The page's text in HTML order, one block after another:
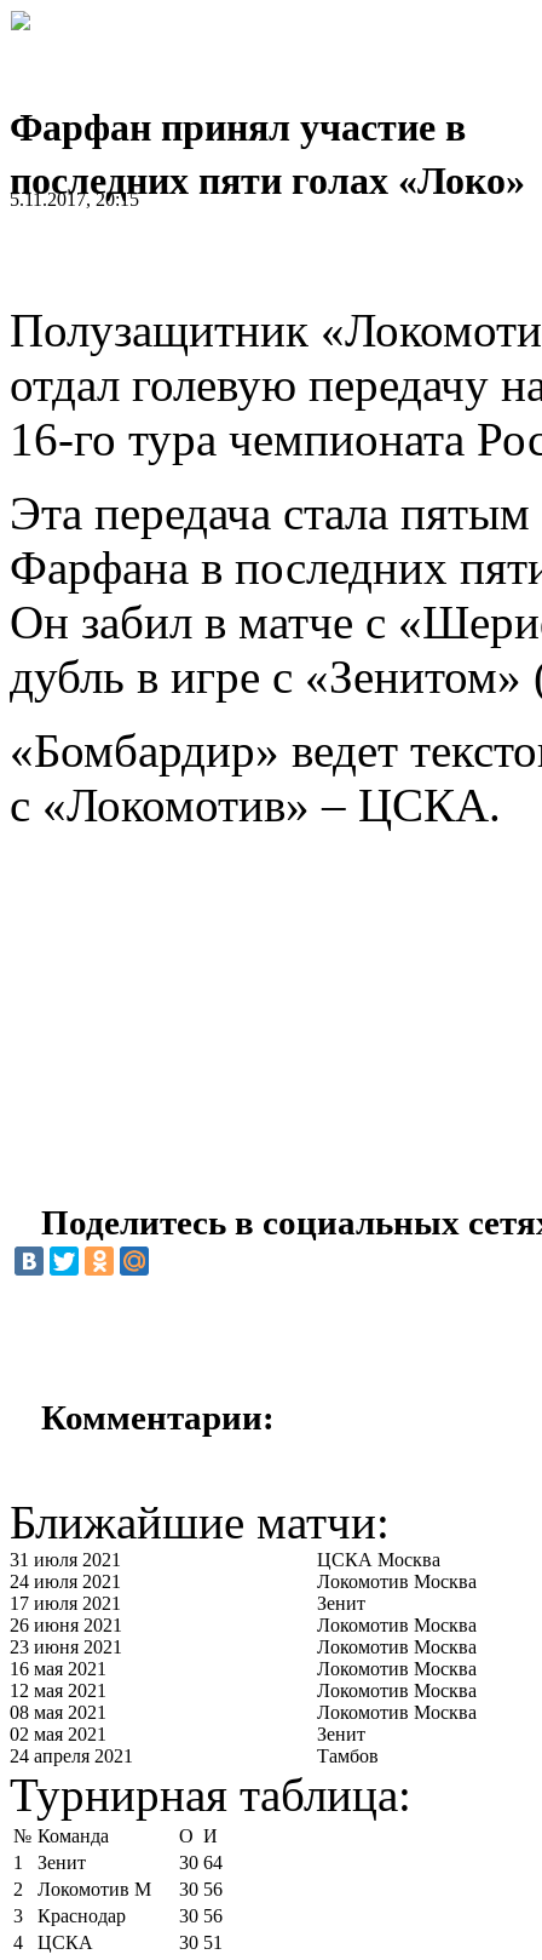
Фарфан принял участие в
последних пяти голах «Локо»
5.11.2017, 20:15
Полузащитник
отдал голевую передачу
16-го тура чемпионата
Эта передача стала
Фарфана в последних
Он забил в матче с
дубль в игре с
«Бомбардир» ведет
c «Локомотив» – ЦСКА.
Поделитесь в социальных
Комментарии:
Ближайшие матчи:
31 июля 2021
ЦСКА Москва
24 июля 2021
Локомотив Москва
17 июля 2021
Зенит
26 июня 2021
Локомотив Москва
23 июня 2021
Локомотив Москва
16 мая 2021
Локомотив Москва
12 мая 2021
Локомотив Москва
08 мая 2021
Локомотив Москва
02 мая 2021
Зенит
24 апреля 2021
Тамбов
Турнирная таблица:
№ Команда О И
1
Зенит 30 64
2
Локомотив М 30 56
3
Краснодар 30 56
4
ЦСКА 30 51